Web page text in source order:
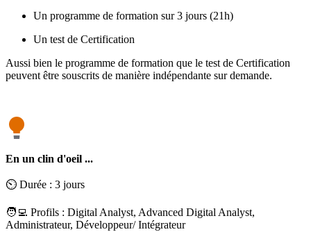
Un programme de formation sur 3 jours (21h)
Un test de Certification
Aussi bien le programme de formation que le test de Certification
peuvent être souscrits de manière indépendante sur demande.
En un clin d'oeil ...
⏲️ Durée : 3 jours
🧑‍💻 Profils : Digital Analyst, Advanced Digital Analyst,
Administrateur, Développeur/ Intégrateur